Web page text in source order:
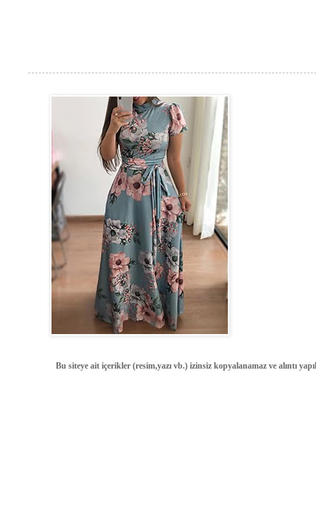
Bu siteye ait içerikler (resim,yazı vb.) izinsiz kopyalanamaz ve alıntı